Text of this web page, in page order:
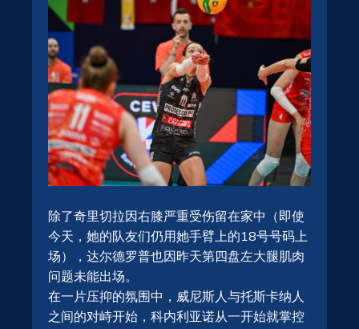
除了奇里切拉因右膝严重受伤留在家中（即使
今天，她的队友们仍用她手臂上的18号号码上
场），达尔德罗普也因昨天第四盘左大腿肌肉
问题未能出场。
在一片压抑的氛围中，威尼斯人与托斯卡纳人
之间的对峙开始，科内利亚诺从一开始就掌控